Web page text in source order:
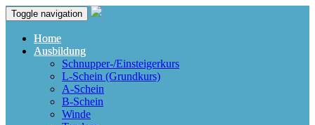
Toggle navigation
Home
Ausbildung
Schnupper-/Einsteigerkurs
L-Schein (Grundkurs)
A-Schein
B-Schein
Winde